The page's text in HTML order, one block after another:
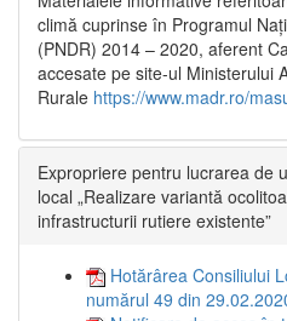
climă cuprinse în Programul
(PNDR) 2014 – 2020, aferent
accesate pe site-ul Ministerului
Rurale https://www.madr.ro/
Expropriere pentru lucrarea de
local „Realizare variantă
infrastructurii rutiere existente”
Hotărârea Consiliului
numărul 49 din